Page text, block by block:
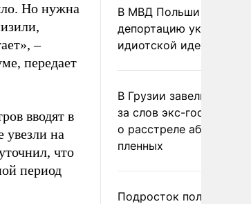
Но нужна
–
передает
вводят в
увезли на
что
период
В МВД Польши назвали
депортацию украинцев
идиотской идеей
В Грузии завели дело
за слов экс-
о расстреле абхазских
пленных
Подросток получил